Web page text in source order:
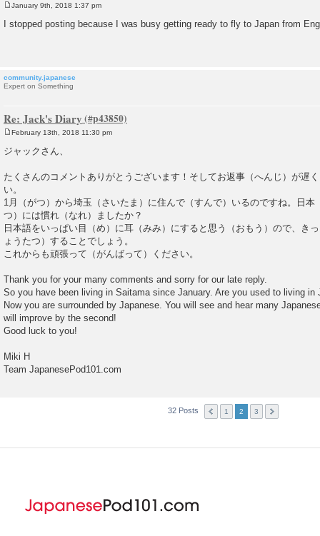
o
s
January 9th, 2018 1:37 pm
I stopped posting because I was busy getting ready to fly to Japan from
community.japanese
Expert on Something
Re: Jack's Diary
o
February 13th, 2018 11:30 pm
ジャックさん、
たくさんのコメントありがとうございます！そしてお返事（へんじ）が遅
い。
1月（がつ）から埼玉（さいたま）に住んで（すんで）いるのですね。日本
つ）には慣れ（なれ）ましたか？
日本語をいっぱい目（め）に耳（みみ）にすると思う（おもう）ので、き
ょうたつ）することでしょう。
これからも頑張って（がんばって）ください。
Thank you for your many comments and sorry for our late reply.
So you have been living in Saitama since January. Are you used to living in
Now you are surrounded by Japanese. You will see and hear many
will improve by the second!
Good luck to you!
Miki H
Team JapanesePod101.com
32 Posts 1 2 3